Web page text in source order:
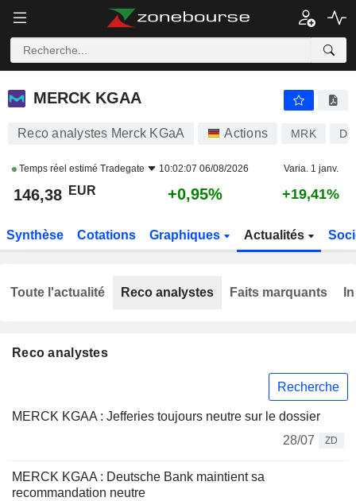
MERCK KGAA
MERCK KGAA
Reco analystes Merck KGaA Actions MRK
Temps réel estimé Tradegate 10:02:07 06/08/2026 Varia. 1 janv.
146,38 EUR +0,95% +19,41%
Synthèse Cotations Graphiques Actualités
Reco analystes
Recherche
MERCK KGAA : Jefferies toujours neutre sur le dossier
28/07
ZD
MERCK KGAA : Deutsche Bank maintient sa
recommandation neutre
Toute l'actualité Reco analystes Faits marquants